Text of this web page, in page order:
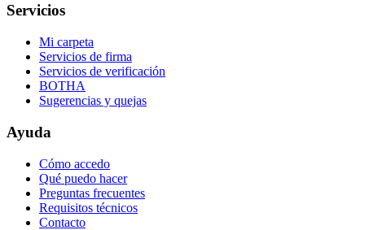
Servicios
Mi carpeta
Servicios de firma
Servicios de verificación
BOTHA
Sugerencias y quejas
Ayuda
Cómo accedo
Qué puedo hacer
Preguntas frecuentes
Requisitos técnicos
Contacto